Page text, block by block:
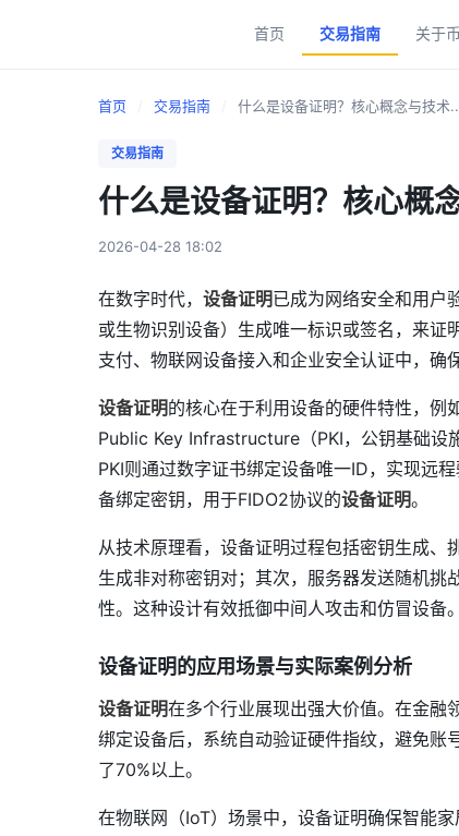
首页 交易指南 关于
首页 交易指南 什么是设备证明？核心概念与技术
交易指南
什么是设备证明？核心概
2026-04-28 18:02
在数字时代， 设备证明已成为网络安全和用户
或生物识别设备）生成唯一标识或签名，来
支付、物联网设备接入和企业安全认证中，确
设备证明的核心在于利用设备的硬件特性，
Public Key Infrastructure（PKI，公钥基础设
PKI则通过数字证书绑定设备唯一ID，实现远
备绑定密钥，用于FIDO2协议的设备证明。
从技术原理看，设备证明过程包括密钥生成
生成非对称密钥对；其次，服务器发送随机
性。这种设计有效抵御中间人攻击和仿冒设备。
设备证明的应用场景与实际案例分析
设备证明在多个行业展现出强大价值。在金融
绑定设备后，系统自动验证硬件指纹，避免账
了70%以上。
在物联网（IoT）场景中，设备证明确保智能